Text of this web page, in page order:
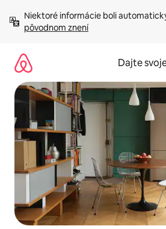
obsah.
Niektoré informácie boli
pôvodnom znení
Dajte